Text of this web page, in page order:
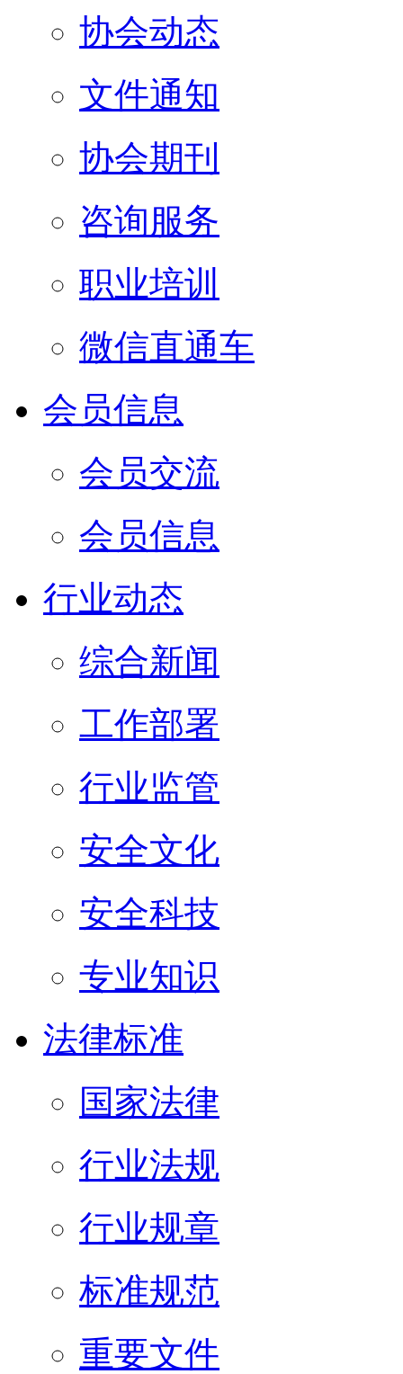
协会动态
文件通知
协会期刊
咨询服务
职业培训
微信直通车
会员信息
会员交流
会员信息
行业动态
综合新闻
工作部署
行业监管
安全文化
安全科技
专业知识
法律标准
国家法律
行业法规
行业规章
标准规范
重要文件